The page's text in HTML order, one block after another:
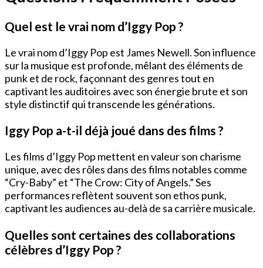
Quel est le vrai nom d’Iggy Pop ?
Le vrai nom d’Iggy Pop est James Newell. Son influence
sur la musique est profonde, mêlant des éléments de
punk et de rock, façonnant des genres tout en
captivant les auditoires avec son énergie brute et son
style distinctif qui transcende les générations.
Iggy Pop a-t-il déjà joué dans des films ?
Les films d’Iggy Pop mettent en valeur son charisme
unique, avec des rôles dans des films notables comme
“Cry-Baby” et “The Crow: City of Angels.” Ses
performances reflètent souvent son ethos punk,
captivant les audiences au-delà de sa carrière musicale.
Quelles sont certaines des collaborations
célèbres d’Iggy Pop ?